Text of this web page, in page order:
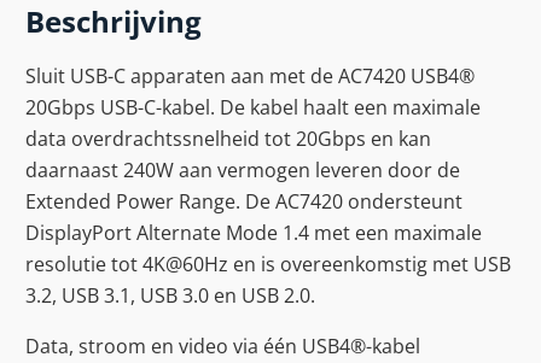
Beschrijving
Sluit USB-C apparaten aan met de AC7420 USB4®
20Gbps USB-C-kabel. De kabel haalt een maximale
data overdrachtssnelheid tot 20Gbps en kan
daarnaast 240W aan vermogen leveren door de
Extended Power Range. De AC7420 ondersteunt
DisplayPort Alternate Mode 1.4 met een maximale
resolutie tot 4K@60Hz en is overeenkomstig met USB
3.2, USB 3.1, USB 3.0 en USB 2.0.
Data, stroom en video via één USB4®-kabel